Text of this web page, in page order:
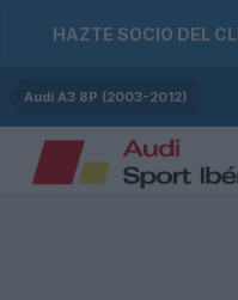
HAZTE SOCIO DEL
Audi A3 8P (2003-2012)